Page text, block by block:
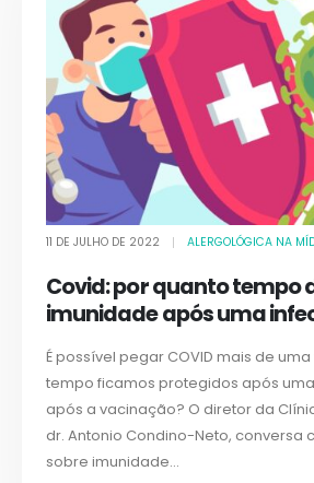
11 DE JULHO DE 2022 ALERGOLÓGICA NA
Covid: por quanto tempo
imunidade após uma
É possível pegar COVID mais de
tempo ficamos protegidos após
após a vacinação? O diretor da
dr. Antonio Condino-Neto, conversa
sobre imunidade...